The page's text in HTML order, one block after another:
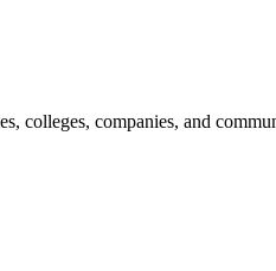
colleges, companies, and